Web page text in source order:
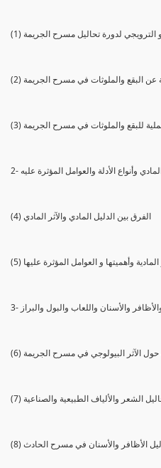
الترويجي لدورة تحاليل مسرح الجريمة
عن البقع والملوثات في مسرح الجريمة
للبقع والملوثات في مسرح الجريمة
وأنواع الأدلة والعوامل المؤثرة عليه
(4) الفرق بين الدليل المادي والآثر المادي
المادية وأهميتها و العوامل المؤثرة عليها
والأسنان واللعاب والبول والبراز
حول الآثر البيولوجي في مسرح الجريمة
تحاليل الشعر والألياف الطبيعية والصناعية
الأظافر والأسنان في مسرح الحادث